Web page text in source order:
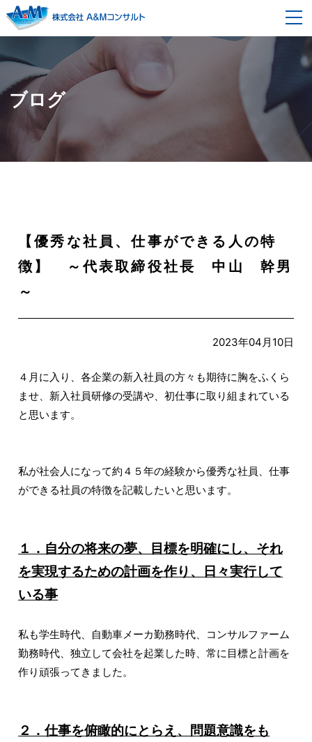
事業内容
経営コンサルティング
企画開発改革コンサルティング
モノ造り改革コンサルティング
契約の流れ
セミナー情報
スタッフ紹介
書籍紹介
お問い合わせ
ブログ
【優秀な社員、仕事ができる人の特
徴】 ～代表取締役社長 中山 幹男
～
2023年04月10日
４月に入り、各企業の新入社員の方々も期待に胸をふくら
ませ、新入社員研修の受講や、初仕事に取り組まれている
と思います。
私が社会人になって約４５年の経験から優秀な社員、仕事
ができる社員の特徴を記載したいと思います。
１．自分の将来の夢、目標を明確にし、それ
を実現するための計画を作り、日々実行して
いる事
私も学生時代、自動車メーカ勤務時代、コンサルファーム
勤務時代、独立して会社を起業した時、常に目標と計画を
作り頑張ってきました。
２．仕事を俯瞰的にとらえ、問題意識をも